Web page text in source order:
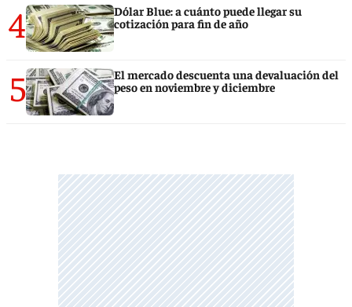
4
Dólar Blue: a cuánto puede llegar su
cotización para fin de año
5
El mercado descuenta una devaluación del
peso en noviembre y diciembre